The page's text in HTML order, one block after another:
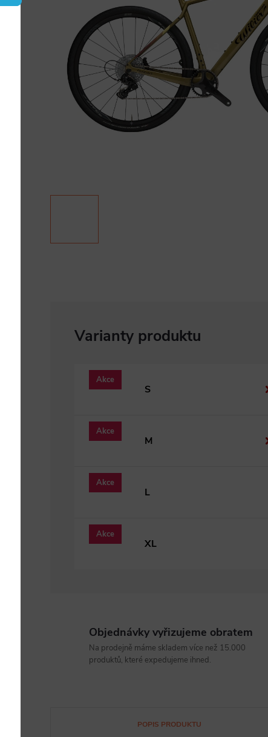
Akce
S
Akce
M
Akce
L
Akce
XL
Objednávky vyřizujeme obratem
Na prodejně máme skladem více než 15.000
produktů, které expedujeme ihned.
POPIS PRODUKTU